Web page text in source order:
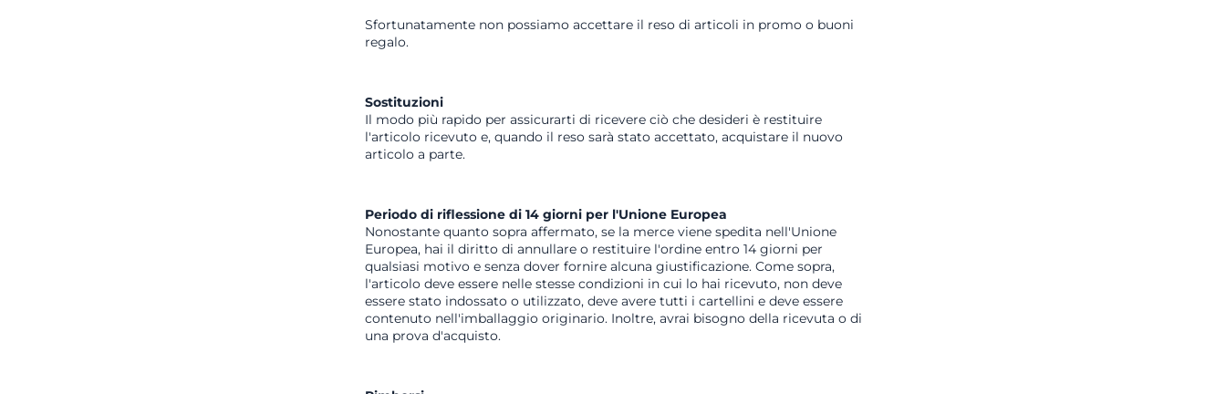
Sfortunatamente non possiamo accettare il reso di articoli in promo o buoni
regalo.
Sostituzioni
Il modo più rapido per assicurarti di ricevere ciò che desideri è restituire
l'articolo ricevuto e, quando il reso sarà stato accettato, acquistare il nuovo
articolo a parte.
Periodo di riflessione di 14 giorni per l'Unione Europea
Nonostante quanto sopra affermato, se la merce viene spedita nell'Unione
Europea, hai il diritto di annullare o restituire l'ordine entro 14 giorni per
qualsiasi motivo e senza dover fornire alcuna giustificazione. Come sopra,
l'articolo deve essere nelle stesse condizioni in cui lo hai ricevuto, non deve
essere stato indossato o utilizzato, deve avere tutti i cartellini e deve essere
contenuto nell'imballaggio originario. Inoltre, avrai bisogno della ricevuta o di
una prova d'acquisto.